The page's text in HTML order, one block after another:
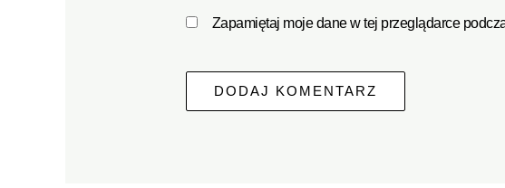
Zapamiętaj moje dane w tej przeglądarce